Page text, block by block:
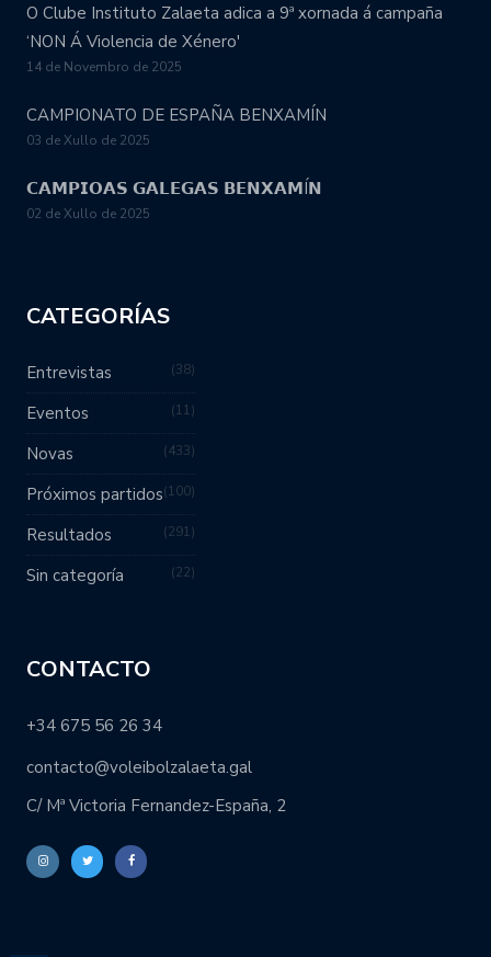
O Clube Instituto Zalaeta adica a 9ª xornada á campaña
‘NON Á Violencia de Xénero'
14 de Novembro de 2025
CAMPIONATO DE ESPAÑA BENXAMÍN
03 de Xullo de 2025
𝗖𝗔𝗠𝗣𝗜𝗢𝗔𝗦 𝗚𝗔𝗟𝗘𝗚𝗔𝗦 𝗕𝗘𝗡𝗫𝗔𝗠Í𝗡
02 de Xullo de 2025
CATEGORÍAS
Entrevistas 38
Eventos 11
Novas 433
Próximos partidos 100
Resultados 291
Sin categoría 22
CONTACTO
+34 675 56 26 34
contacto@voleibolzalaeta.gal
C/ Mª Victoria Fernandez-España, 2